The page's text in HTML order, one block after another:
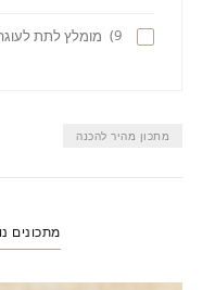
9) מומלץ לתת
מתכון מהיר להכנה
מתכונים